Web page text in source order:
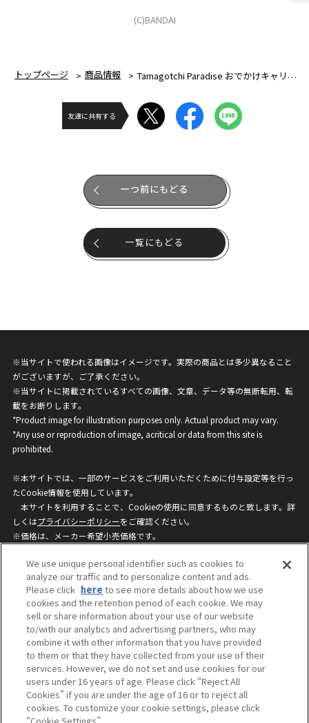
(C)BANDAI
トップページ 商品情報 Tamagotchi Paradise おでかけキャリー おこじょっち
友達に共有する
一つ前にもどる
一覧にもどる
※当サイトで使われる画像はイメージです。実際の商品とは多少異なること
がございますが、ご了承ください。
※当サイトに掲載されているすべての画像、文章、データ等の無断転用、転
載をお断りします。
*Product image for illustration purposes only. Actual product may vary.
*Any use or reproduction of image, acritical or data from this site is
prohibited.
※本サイトでは、一部のサービスをご利用いただくために付与設定等を行っ
たCookie情報を使用しています。
本サイトを利用することで、Cookieの使用に同意するものと致します。詳
しくはプライバシーポリシーをご確認ください。
※価格は、メーカー希望小売価格です。
ざいますのでご了承ください。
privacypolicy
Do Not Sell or Share My
Personal Information
ウェブサイトご利用条件
ソーシャルメディアポリシー
個人情報保護方針
お問い合わせ
©BANDAI
We use unique personal identifier such as cookies to
analyze our traffic and to personalize content and ads.
Please click here to see more details about how we use
cookies and the retention period of each cookie. We may
sell or share information about your use of our website
to/with our analytics and advertising partners, who may
combine it with other information that you have provided
to them or that they have collected from your use of their
services. However, we do not set and use cookies for our
users under 16 years of age. Please click “Reject All
Cookies” if you are under the age of 16 or to reject all
cookies. To customize your cookie settings, please click